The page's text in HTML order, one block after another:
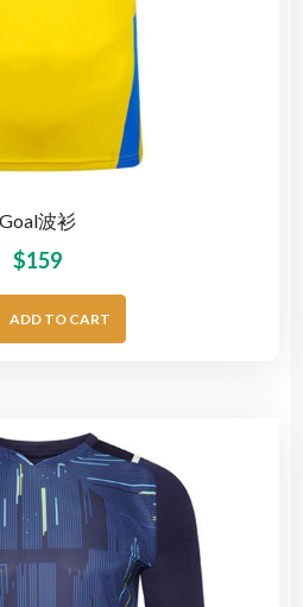
Goal波衫
$159
ADD TO CART